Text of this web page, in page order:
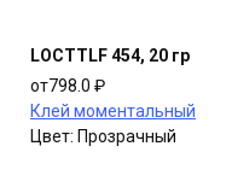
вариаций.
можно
выбрать
LOCTTLF 454, 20 гр
от798.0 ₽
Клей моментальный
Цвет: Прозрачный